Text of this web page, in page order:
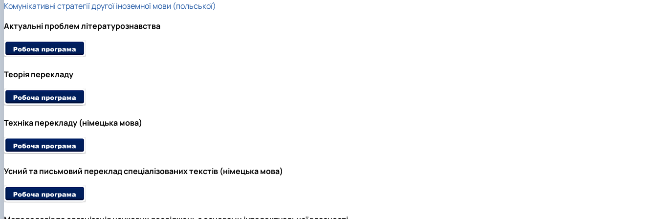
Комунікативні стратегії другої іноземної мови (польської)
Актуальні проблем літературознавства
Теорія перекладу
Техніка перекладу (німецька мова)
Усний та письмовий переклад спеціалізованих текстів (німецька мова)